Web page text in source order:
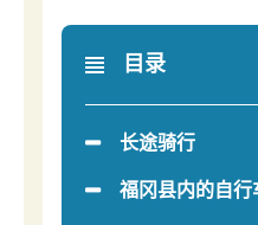
目录
长途骑行
福冈县内的自